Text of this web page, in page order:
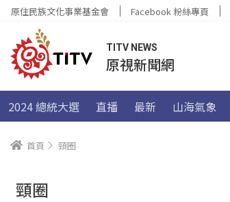
原住民族文化事業基金會 Facebook 粉絲專頁
TITV NEWS
原視新聞網
2024 總統大選 直播 最新 山海氣象
首頁 頸圈
頸圈